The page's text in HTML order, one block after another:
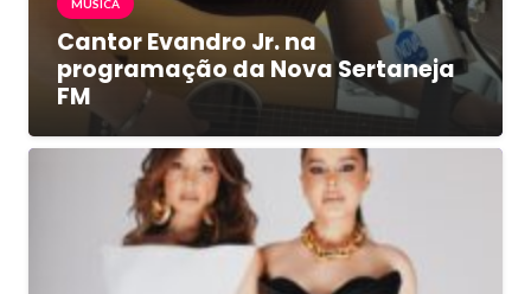
MÚSICA
Cantor Evandro Jr. na
programação da Nova Sertaneja
FM